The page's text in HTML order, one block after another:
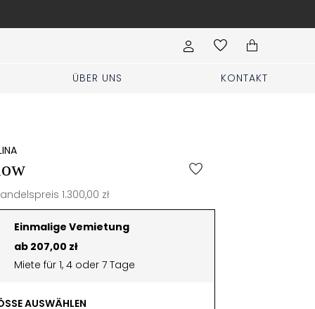
ÜBER UNS KONTAKT
1.300,00 zł
Einmalige Vemietung
ab 207,00 zł
Miete für 1, 4 oder 7 Tage
AUSWÄHLEN